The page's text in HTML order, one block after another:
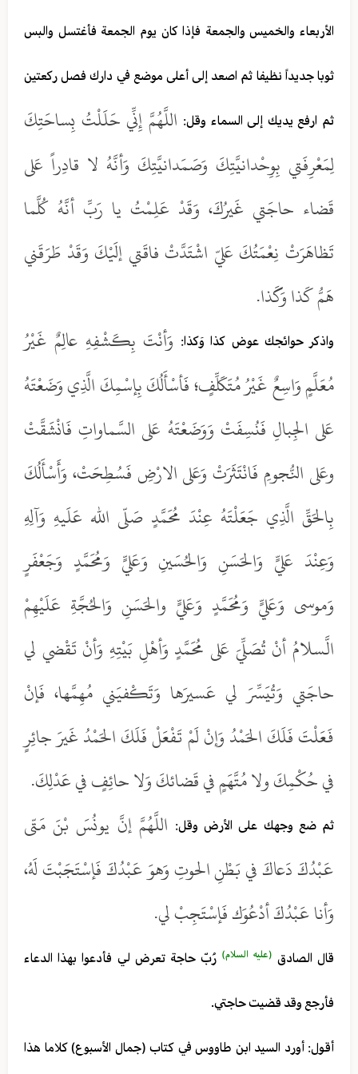
الأربعاء والخميس والجمعة فإذا كان يوم الجمعة فأغتسل والبس
ثوبا جديداً نظيفا ثم اصعد إلى أعلى موضع في دارك فصل ركعتين
ثم ارفع يديك إلى السماء وقل: اللَّهُمَّ إِنِّي حَلَلْتُ بِساحَتِكَ
لِمَعْرِفَتي بِوِحْدانيَّتِكَ وَصَمَدانيَّتِكَ وَأنَّهُ لا قادِراً عَلى
قَضاء حاجَتي غَيرُكَ، وَقَدْ عَلِمْتُ يا رَبِّ أنَّهُ كُلَّما
تَظاهَرَتْ نِعْمَتُكَ عَليّ اشْتَدَّتْ فاقَتي إلَيْكَ وَقَدْ طَرَقَني
هَمُّ كَذا وَكَذا.
واذكر حوائجك عوض كذا وَكذا: وَأنْتَ بِكَشْفِهِ عالِمٌ غَيْرُ
مُعَلَّمٍ وَاسِعٌ غَيْرُ مُتَكَلِّفٍ؛ فَأسْأَلُكَ بِإسْمِكَ الَّذِي وَضَعْتَهُ
عَلى الجِبالِ فَنُسِفَتْ وَوَضَعْتَهُ عَلى السَّماواتِ فَانْشَقَّتْ
وعَلى النُّجومِ فَانْتَثَرَتْ وَعَلى الارْضِ فَسُطِحَتْ، وَأَسْأَلُكَ
بِالحَقِّ الَّذِي جَعَلْتَهُ عِنْدَ مُحَمَّدٍ صَلّى الله عَلَيهِ وَآلِهِ
وَعِنْدَ عَليٍّ وَالحَسَنِ وَالحُسَينِ وَعَليٍّ وَمُحَمَّدٍ وَجَعْفَرٍ
وَموسى وَعَليٍّ وَمُحَمَّدٍ وَعَليٍّ والحَسَنِ وَالحُجَّةِ عَلَيْهِمْ
الَّسلامُ أنْ تُصَلِّيَ عَلى مُحَمَّدٍ وَأهْلِ بَيْتِهِ وَأنْ تَقْضي لي
حاجَتي وَتُيَسِّرَ لي عَسيرَها وَتَكْفيَني مُهِمَّها، فَإنْ
فَعَلْتَ فَلَكَ الحَمْدُ وَإنْ لَمْ تَفْعَلْ فَلَكَ الحَمْدُ غَيرَ جائِرٍ
في حُكْمِكَ ولا مُتَّهَمٍ في قَضائكَ وَلا حائِفٍ في عَدْلِكَ.
ثم ضع وجهك على الأرض وقل: اللَّهُمَّ إنَّ يونُسَ بْنَ مَتّى
عَبْدُكَ دَعاكَ في بَطْنِ الحوتِ وَهوَ عَبْدُكَ فَإسْتَجَبْتَ لَهُ،
وَأنا عَبْدُكَ أدْعُوَك فَإسْتَجِبْ لي.
قال الصادق (عليه السلام) رُبّ حاجة تعرض لي فأدعوا بهذا الدعاء
فأرجع وقد قضيت حاجتي.
أقول: أورد السيد ابن طاووس في كتاب (جمال الأسبوع) كلاما هذا